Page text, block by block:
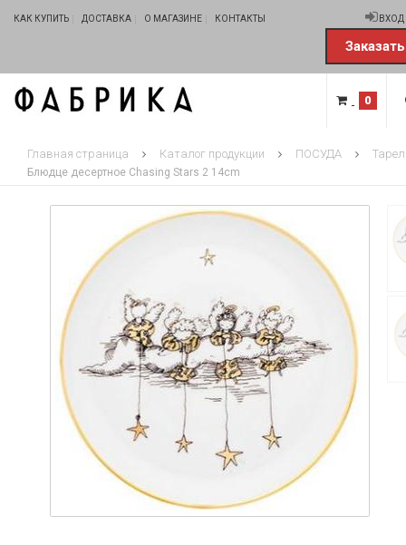
КАК КУПИТЬ ДОСТАВКА О МАГАЗИНЕ КОНТАКТЫ ВХОД
0
Главная страница Каталог продукции ПОСУДА
Блюдце десертное Chasing Stars 2 14cm